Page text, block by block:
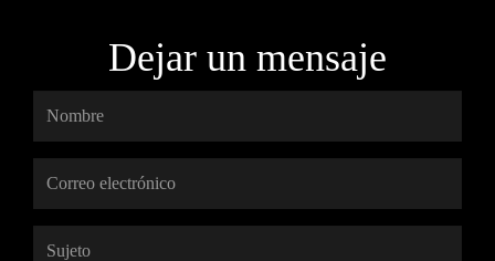
Dejar un mensaje